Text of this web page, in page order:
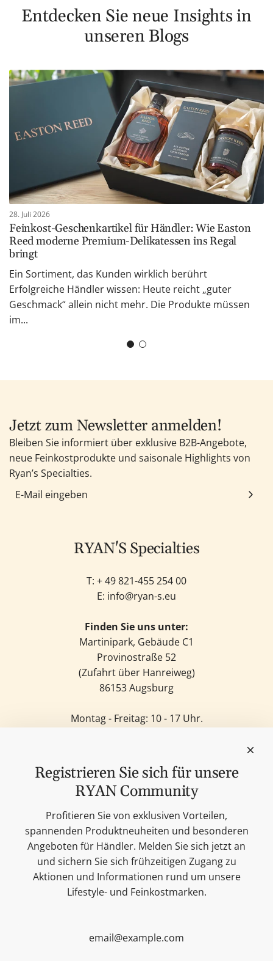
Entdecken Sie neue Insights in
unseren Blogs
28. Juli 2026
Feinkost-Geschenkartikel für Händler: Wie Easton
Reed moderne Premium-Delikatessen ins Regal
bringt
Ein Sortiment, das Kunden wirklich berührt
Erfolgreiche Händler wissen: Heute reicht „guter
Geschmack“ allein nicht mehr. Die Produkte müssen
im...
Jetzt zum Newsletter anmelden!
Bleiben Sie informiert über exklusive B2B-Angebote,
neue Feinkostprodukte und saisonale Highlights von
Ryan’s Specialties.
RYAN'S Specialties
T: +49 821-455 254 00
E: info@ryan-s.eu
Finden Sie uns unter:
Martinipark, Gebäude C1
Provinostraße 52
(Zufahrt über Hanreiweg)
86153 Augsburg
Montag - Freitag: 10 - 17 Uhr.
Feinkost
Kerzen
Lifestyle & Deko
Unsere Marken
Merchandise
Blog
Suchen
Kontakt
Cookie Einstellungen
Versandbedingungen
Registrieren Sie sich für unsere
RYAN Community
Profitieren Sie von exklusiven Vorteilen,
spannenden Produktneuheiten und besonderen
Angeboten für Händler. Melden Sie sich jetzt an
und sichern Sie sich frühzeitigen Zugang zu
Aktionen und Informationen rund um unsere
Lifestyle- und Feinkostmarken.